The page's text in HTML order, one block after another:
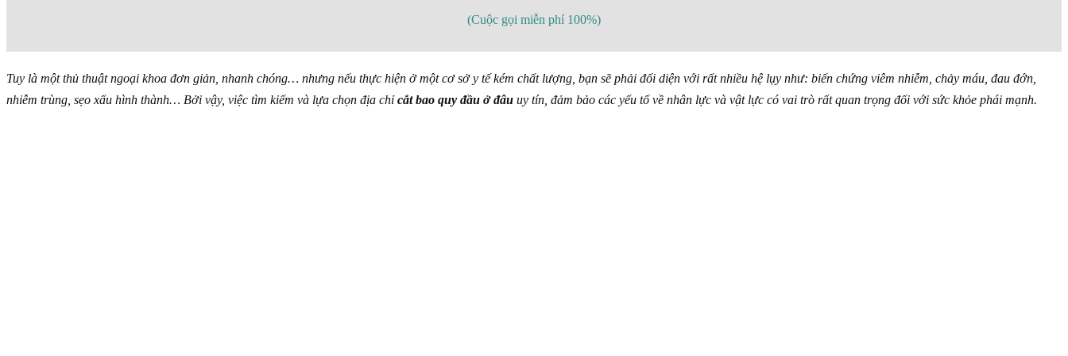
(Cuộc gọi miễn phí 100%)
Tuy là một thủ thuật ngoại khoa đơn giản, nhanh chóng… nhưng nếu thực hiện ở một cơ sở y tế kém chất lượng, bạn sẽ phải đối diện với rất nhiều hệ lụy như: biến chứng viêm nhiễm, chảy máu, đau đớn,
nhiễm trùng, sẹo xấu hình thành… Bởi vậy, việc tìm kiếm và lựa chọn địa chỉcắt bao quy đầu ở đâu uy tín, đảm bảo các yếu tố về nhân lực và vật lực có vai trò rất quan trọng đối với sức khỏe phái mạnh.